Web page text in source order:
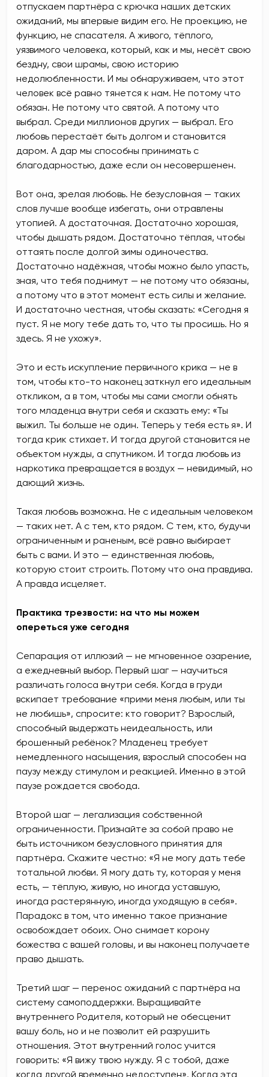
отпускаем партнёра с крючка наших детских
ожиданий, мы впервые видим его. Не проекцию, не
функцию, не спасателя. А живого, тёплого,
уязвимого человека, который, как и мы, несёт свою
бездну, свои шрамы, свою историю
недолюбленности. И мы обнаруживаем, что этот
человек всё равно тянется к нам. Не потому что
обязан. Не потому что святой. А потому что
выбрал. Среди миллионов других — выбрал. Его
любовь перестаёт быть долгом и становится
даром. А дар мы способны принимать с
благодарностью, даже если он несовершенен.
Вот она, зрелая любовь. Не безусловная — таких
слов лучше вообще избегать, они отравлены
утопией. А достаточная. Достаточно хорошая,
чтобы дышать рядом. Достаточно тёплая, чтобы
оттаять после долгой зимы одиночества.
Достаточно надёжная, чтобы можно было упасть,
зная, что тебя поднимут — не потому что обязаны,
а потому что в этот момент есть силы и желание.
И достаточно честная, чтобы сказать: «Сегодня я
пуст. Я не могу тебе дать то, что ты просишь. Но я
здесь. Я не ухожу».
Это и есть искупление первичного крика — не в
том, чтобы кто-то наконец заткнул его идеальным
откликом, а в том, чтобы мы сами смогли обнять
того младенца внутри себя и сказать ему: «Ты
выжил. Ты больше не один. Теперь у тебя есть я». И
тогда крик стихает. И тогда другой становится не
объектом нужды, а спутником. И тогда любовь из
наркотика превращается в воздух — невидимый, но
дающий жизнь.
Такая любовь возможна. Не с идеальным человеком
— таких нет. А с тем, кто рядом. С тем, кто, будучи
ограниченным и раненым, всё равно выбирает
быть с вами. И это — единственная любовь,
которую стоит строить. Потому что она правдива.
А правда исцеляет.
Практика трезвости: на что мы можем
опереться уже сегодня
Сепарация от иллюзий — не мгновенное озарение,
а ежедневный выбор. Первый шаг — научиться
различать голоса внутри себя. Когда в груди
вскипает требование «прими меня любым, или ты
не любишь», спросите: кто говорит? Взрослый,
способный выдержать неидеальность, или
брошенный ребёнок? Младенец требует
немедленного насыщения, взрослый способен на
паузу между стимулом и реакцией. Именно в этой
паузе рождается свобода.
Второй шаг — легализация собственной
ограниченности. Признайте за собой право не
быть источником безусловного принятия для
партнёра. Скажите честно: «Я не могу дать тебе
тотальной любви. Я могу дать ту, которая у меня
есть, — тёплую, живую, но иногда уставшую,
иногда растерянную, иногда уходящую в себя».
Парадокс в том, что именно такое признание
освобождает обоих. Оно снимает корону
божества с вашей головы, и вы наконец получаете
право дышать.
Третий шаг — перенос ожиданий с партнёра на
систему самоподдержки. Выращивайте
внутреннего Родителя, который не обесценит
вашу боль, но и не позволит ей разрушить
отношения. Этот внутренний голос учится
говорить: «Я вижу твою нужду. Я с тобой, даже
когда другой временно недоступен». Когда эта